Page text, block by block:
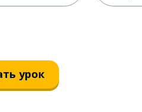
урок